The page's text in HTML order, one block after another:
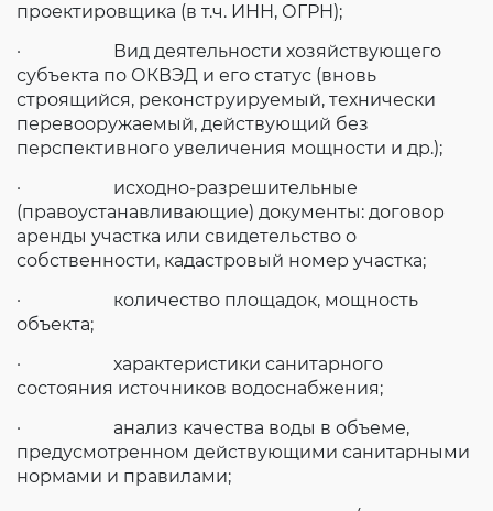
проектировщика (в т.ч. ИНН, ОГРН);
· Вид деятельности хозяйствующего
субъекта по ОКВЭД и его статус (вновь
строящийся, реконструируемый, технически
перевооружаемый, действующий без
перспективного увеличения мощности и др.);
· исходно-разрешительные
(правоустанавливающие) документы: договор
аренды участка или свидетельство о
собственности, кадастровый номер участка;
· количество площадок, мощность
объекта;
· характеристики санитарного
состояния источников водоснабжения;
· анализ качества воды в объеме,
предусмотренном действующими санитарными
нормами и правилами;